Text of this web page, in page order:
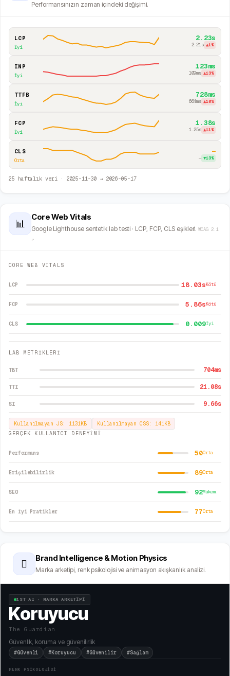
Performansınızın zaman içindeki değişimi.
LCP
İyi
2.23s
2.21s ▲1%
INP
İyi
123ms
109ms ▲13%
TTFB
İyi
728ms
664ms ▲10%
FCP
İyi
1.38s
1.25s ▲11%
CLS
Orta
—
— ▼13%
25 haftalık veri · 2025-11-30 → 2026-05-17
📊
Core Web Vitals
Google Lighthouse sentetik lab testi · LCP, FCP, CLS eşikleri. WCAG 2.1
↗
CORE WEB VITALS
LCP 18.03sKötü
FCP 5.86sKötü
CLS 0.009İyi
LAB METRİKLERİ
TBT 704ms
TTI 21.08s
SI 9.66s
Kullanılmayan JS: 1131KB Kullanılmayan CSS: 141KB
GERÇEK KULLANICI DENEYİMİ
Performans 50Orta
Erişilebilirlik 89Orta
SEO 92Mükem.
En İyi Pratikler 77Orta
🫆 Brand Intelligence & Motion Physics
Marka arketipi, renk psikolojisi ve animasyon akışkanlık analizi.
1ST AI · MARKA ARKETİPİ
Koruyucu
The Guardian
Güvenlik, koruma ve güvenilirlik
#Güvenli #Koruyucu #Güvenilir #Sağlam
RENK PSİKOLOJİSİ